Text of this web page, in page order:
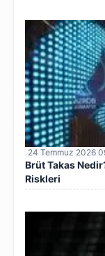
24 Temmuz 2026
Brüt Takas
Riskleri